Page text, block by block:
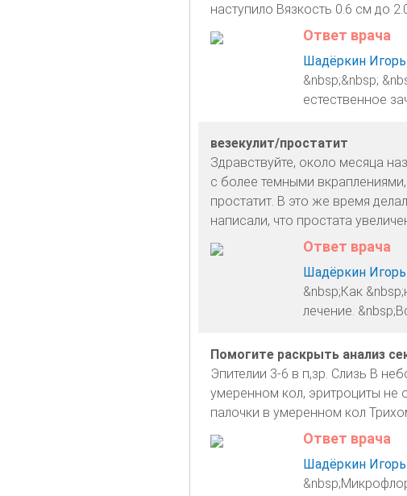
наступило Вязкость 0.6 см до
Ответ врача
Шадёркин
&nbsp;&nbsp;
естественное
везекулит/простатит
Здравствуйте, около месяца
с более темными
простатит. В это же время
написали, что простата
Ответ врача
Шадёркин
&nbsp;Как
лечение.
Помогите раскрыть анализ
Эпителии 3-6 в п,зр. Слизь В
умеренном кол, эритроциты не
палочки в умеренном кол
Ответ врача
Шадёркин